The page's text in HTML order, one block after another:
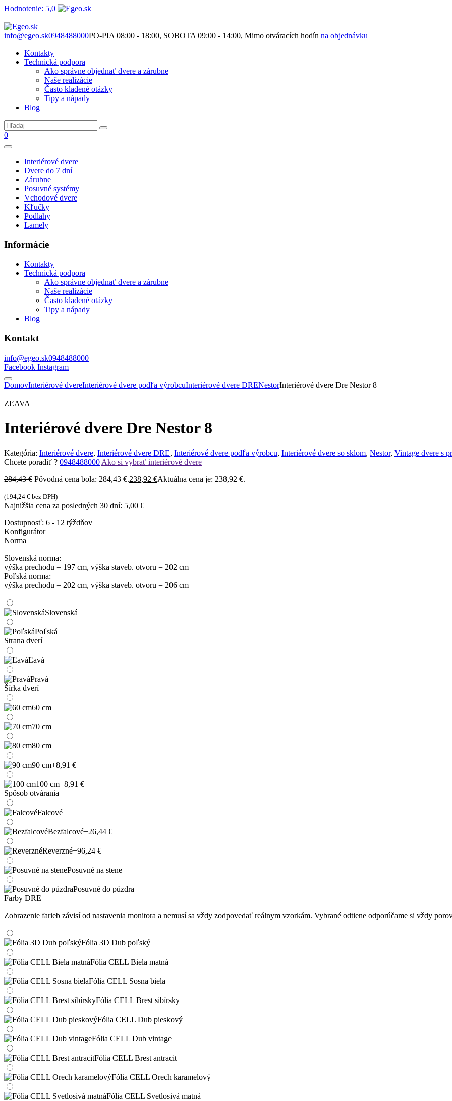
Hodnotenie: 5,0
info@egeo.sk0948488000PO-PIA 08:00 - 18:00, SOBOTA 09:00 - 14:00, Mimo otváracích hodín na objednávku
Kontakty
Technická podpora
Ako správne objednať dvere a zárubne
Naše realizácie
Často kladené otázky
Tipy a nápady
Blog
0
Interiérové dvere
Dvere do 7 dní
Zárubne
Posuvné systémy
Vchodové dvere
Kľučky
Podlahy
Lamely
Informácie
Kontakty
Technická podpora
Ako správne objednať dvere a zárubne
Naše realizácie
Často kladené otázky
Tipy a nápady
Blog
Kontakt
info@egeo.sk0948488000
Facebook Instagram
DomovInteriérové dvereInteriérové dvere podľa výrobcuInteriérové dvere DRENestorInteriérové dvere Dre Nestor 8
ZĽAVA
Interiérové dvere Dre Nestor 8
Kategória: Interiérové dvere, Interiérové dvere DRE, Interiérové dvere podľa výrobcu, Interiérové dvere so sklom, Nestor, Vintage dvere s
Chcete poradiť ? 0948488000 Ako si vybrať interiérové dvere
284,43€ Pôvodná cena bola: 284,43 €.238,92 €Aktuálna cena je: 238,92 €.
(194,24 € bez DPH)
Najnižšia cena za posledných 30 dní: 5,00 €
Dostupnosť: 6 - 12 týždňov
Konfigurátor
Norma
Slovenská norma:
výška prechodu = 197 cm, výška staveb. otvoru = 202 cm
Poľská norma:
výška prechodu = 202 cm, výška staveb. otvoru = 206 cm
Slovenská
Poľská
Strana dverí
Ľavá
Pravá
Šírka dverí
60 cm
70 cm
80 cm
90 cm+8,91 €
100 cm+8,91 €
Spôsob otvárania
Falcové
Bezfalcové+26,44 €
Reverzné+96,24 €
Posuvné na stene
Posuvné do púzdra
Farby DRE
Zobrazenie farieb závisí od nastavenia monitora a nemusí sa vždy zodpovedať reálnym vzorkám. Vybrané odtiene odporúčame si vždy
Fólia 3D Dub poľský
Fólia CELL Biela matná
Fólia CELL Sosna biela
Fólia CELL Brest sibírsky
Fólia CELL Dub pieskový
Fólia CELL Dub vintage
Fólia CELL Brest antracit
Fólia CELL Orech karamelový
Fólia CELL Svetlosivá matná